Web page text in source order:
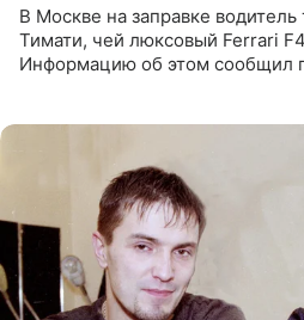
В Москве на заправке
Тимати, чей люксовый Ferrari
Информацию об этом сообщил